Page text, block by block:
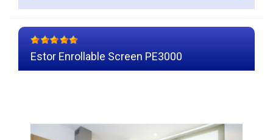
Estor Enrollable Screen PE3000